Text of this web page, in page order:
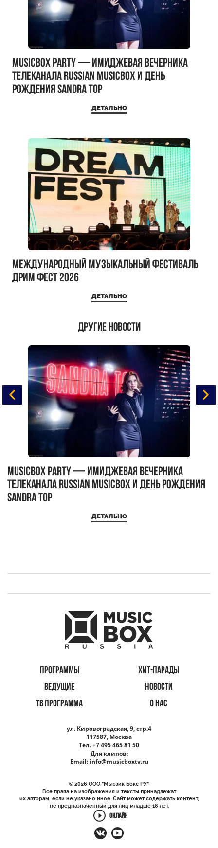
MUSICBOX PARTY — имиджевая вечерника
телеканала RUSSIAN MUSICBOX и день
рождения Sandra Top
ДЕТАЛЬНО
Международный музыкальный фестиваль
ДРИМ ФЕСТ 2026
ДЕТАЛЬНО
Другие новости
MUSICBOX PARTY — имиджевая вечерника
телеканала RUSSIAN MUSICBOX и день рождения
Sandra Top
ДЕТАЛЬНО
ПРОГРАММЫ
ХИТ-ПАРАДЫ
ВЕДУЩИЕ
НОВОСТИ
ТВ ПРОГРАММА
О НАС
ул. Кировоградская, 9, стр.4
117587, Москва
Тел. +7 495 465 81 50
Для клипов:
Email: info@musicboxtv.ru
© 2026 ООО "Мьюзик Бокс РУ"
Все права на изображения и тексты принадлежат
их авторам, если не указано иное. Сайт может содержать контент,
не предназначенный для лиц младше 18 лет.
ОНЛАЙН